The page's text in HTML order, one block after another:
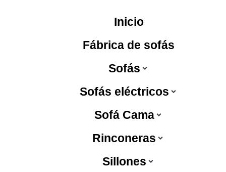
Inicio
Fábrica de sofás
Sofás
Sofás eléctricos
Sofá Cama
Rinconeras
Sillones